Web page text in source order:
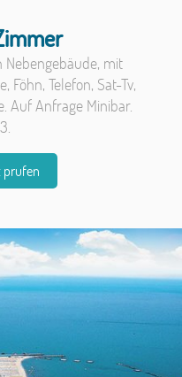
mit
Föhn, Telefon, Sat-Tv,
Auf Anfrage Minibar.
prufen